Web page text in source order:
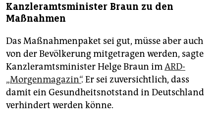
Kanzleramtsminister Braun zu den
Maßnahmen
Das Maßnahmenpaket sei gut, müsse aber auch
von der Bevölkerung mitgetragen werden, sagte
Kanzleramtsminister Helge Braun imARD-
„Morgenmagazin“. Er sei zuversichtlich, dass
damit ein Gesundheitsnotstand in Deutschland
verhindert werden könne.